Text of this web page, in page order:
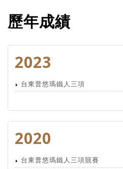
歷年成績
2023
台東普悠瑪鐵人三項
2020
台東普悠瑪鐵人三項競賽